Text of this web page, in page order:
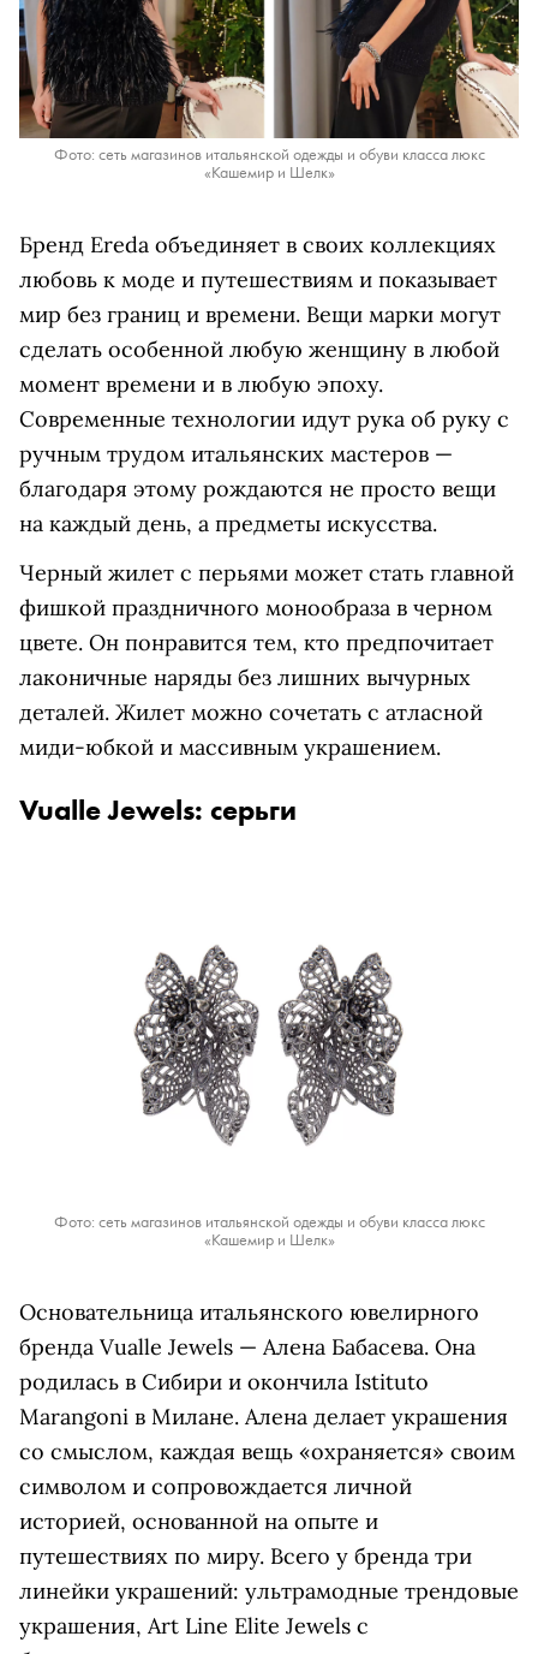
Фото: сеть магазинов итальянской одежды и обуви класса люкс
«Кашемир и Шелк»
Бренд Ereda объединяет в своих коллекциях
любовь к моде и путешествиям и показывает
мир без границ и времени. Вещи марки могут
сделать особенной любую женщину в любой
момент времени и в любую эпоху.
Современные технологии идут рука об руку с
ручным трудом итальянских мастеров —
благодаря этому рождаются не просто вещи
на каждый день, а предметы искусства.
Черный жилет с перьями может стать главной
фишкой праздничного монообраза в черном
цвете. Он понравится тем, кто предпочитает
лаконичные наряды без лишних вычурных
деталей. Жилет можно сочетать с атласной
миди-юбкой и массивным украшением.
Vualle Jewels: серьги
Фото: сеть магазинов итальянской одежды и обуви класса люкс
«Кашемир и Шелк»
Основательница итальянского ювелирного
бренда Vualle Jewels — Алена Бабасева. Она
родилась в Сибири и окончила Istituto
Marangoni в Милане. Алена делает украшения
со смыслом, каждая вещь «охраняется» своим
символом и сопровождается личной
историей, основанной на опыте и
путешествиях по миру. Всего у бренда три
линейки украшений: ультрамодные трендовые
украшения, Art Line Elite Jewels с